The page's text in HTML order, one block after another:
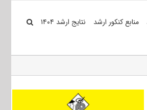
منابع کنکور ارشد نتایج ارشد ۱۴۰۴